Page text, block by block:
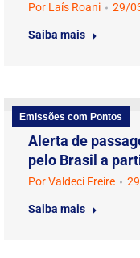
Por Laís Roani 29/
Saiba mais
Emissões com Pontos
Alerta de
pelo Brasil a
PorValdeci Freire
Saiba mais